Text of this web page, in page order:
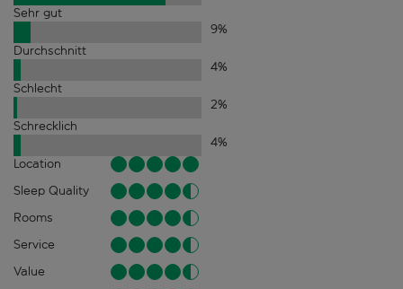
Sehr gut
9%
Durchschnitt
4%
Schlecht
2%
Schrecklich
4%
Location
Sleep Quality
Rooms
Service
Value